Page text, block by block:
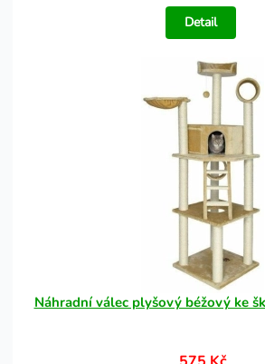
Detail
Náhradní válec plyšový béžový ke